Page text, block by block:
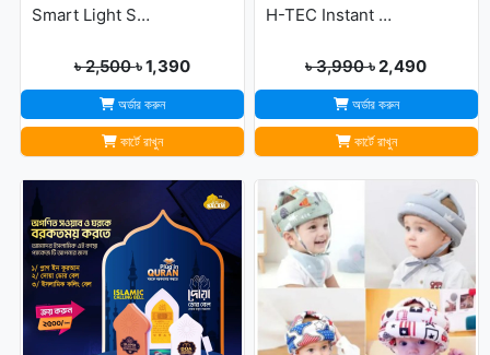
Smart Light Sound Machine G Shape
৳ 2,500৳ 1,390
অর্ডার করুন
কার্টে রাখুন
H-TEC Instant Portable Geyser
৳ 3,990৳ 2,490
অর্ডার করুন
কার্টে রাখুন